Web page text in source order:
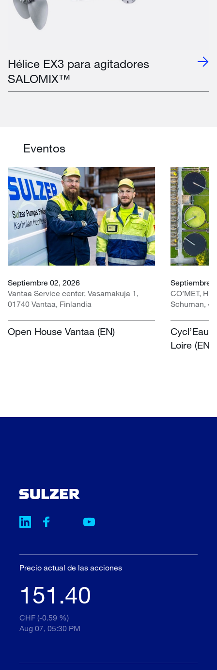
Hélice EX3 para agitadores
SALOMIX™
Eventos
Septiembre 02, 2026
Vantaa Service center, Vasamakuja 1,
01740 Vantaa, Finlandia
Open House Vantaa (EN)
Septiembre
CO’MET,
Schuman,
Cycl’Eau
Loire (EN)
Precio actual de las acciones
151.40
CHF (-0.59 %)
Aug 07, 05:30 PM